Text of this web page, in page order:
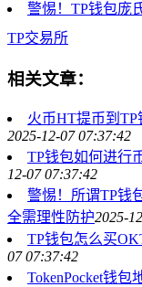
警惕！TP钱包庞
TP交易所
相关文章：
火币HT提币到
2025-12-07 07:37:42
TP钱包如何进行
12-07 07:37:42
警惕！所谓TP钱
全需理性防护2025-
TP钱包怎么买
07 07:37:42
TokenPocket钱